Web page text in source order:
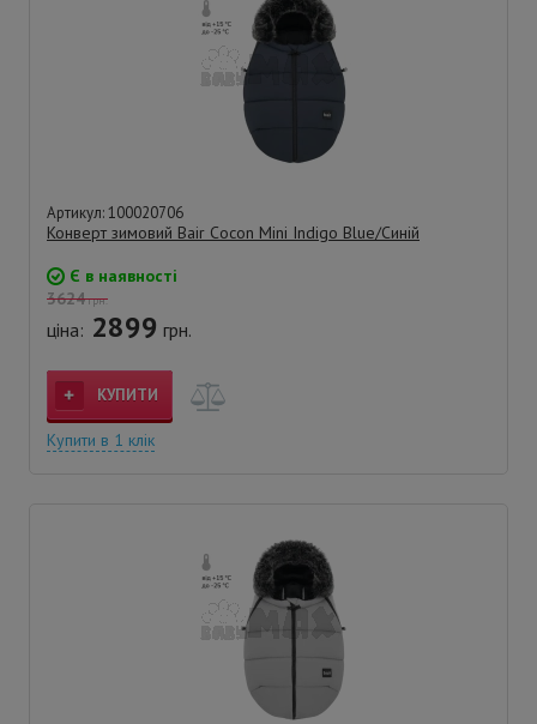
Артикул: 100020706
Конверт зимовий Bair Cocon Mini Indigo Blue/Синій
Є в наявності
3624грн.
ціна: 2899 грн.
КУПИТИ
Купити в 1 клік